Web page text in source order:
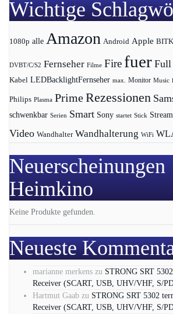
Wichtige
1080p alle Amazon Android Apple
DVBT/C/S2 Fernseher Filme Fire fuer Full
Kabel LEDBacklightFernseher max. Monitor Music
Philips Plasma PrimeRezessionen
schwenkbar Serien Smart Sony startet Stick
Video Wandhalter Wandhalterung WiFi
Neuerscheinungen
Heimkino
Keine Produkte gefunden.
Neueste
marianne merkens zu STRONG SRT
Receiver (SCART, USB, UHV/VHF, S/
Hartmut Gaab zu STRONG SRT 5302
Receiver (SCART, USB, UHV/VHF, S/